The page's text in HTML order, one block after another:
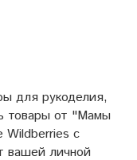
для рукоделия,
товары от "Мамы
Wildberries с
вашей личной